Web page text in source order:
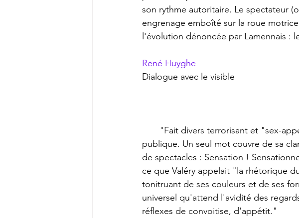
son rythme autoritaire. Le spectateur
engrenage emboîté sur la roue
l'évolution dénoncée par Lamennais :
René Huyghe
Dialogue avec le visible
publique. Un seul mot couvre de sa
de spectacles : Sensation !
ce que Valéry appelait "la rhétorique
tonitruant de ses couleurs et de ses
universel qu'attend l'avidité des
réflexes de convoitise, d'appétit."